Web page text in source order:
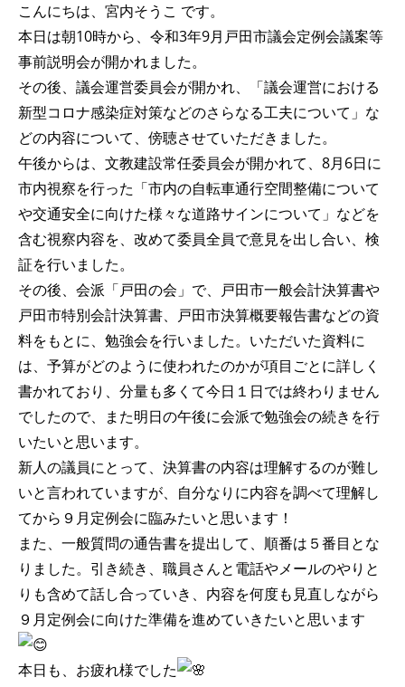
こんにちは、宮内そうこ です。
本日は朝10時から、令和3年9月戸田市議会定例会議案等
事前説明会が開かれました。
その後、議会運営委員会が開かれ、「議会運営における
新型コロナ感染症対策などのさらなる工夫について」な
どの内容について、傍聴させていただきました。
午後からは、文教建設常任委員会が開かれて、8月6日に
市内視察を行った「市内の自転車通行空間整備について
や交通安全に向けた様々な道路サインについて」などを
含む視察内容を、改めて委員全員で意見を出し合い、検
証を行いました。
その後、会派「戸田の会」で、戸田市一般会計決算書や
戸田市特別会計決算書、戸田市決算概要報告書などの資
料をもとに、勉強会を行いました。いただいた資料に
は、予算がどのように使われたのかが項目ごとに詳しく
書かれており、分量も多くて今日１日では終わりません
でしたので、また明日の午後に会派で勉強会の続きを行
いたいと思います。
新人の議員にとって、決算書の内容は理解するのが難し
いと言われていますが、自分なりに内容を調べて理解し
てから９月定例会に臨みたいと思います！
また、一般質問の通告書を提出して、順番は５番目とな
りました。引き続き、職員さんと電話やメールのやりと
りも含めて話し合っていき、内容を何度も見直しながら
９月定例会に向けた準備を進めていきたいと思います
本日も、お疲れ様でした